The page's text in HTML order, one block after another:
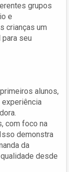
grupos
e
crianças um
seu
alunos,
experiência
com foco na
demonstra
da
desde